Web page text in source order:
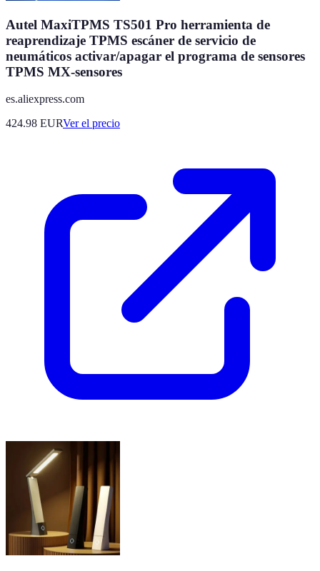
Autel MaxiTPMS TS501 Pro herramienta de
reaprendizaje TPMS escáner de servicio de
neumáticos activar/apagar el programa de sensores
TPMS MX-sensores
es.aliexpress.com
424.98 EURVer el precio